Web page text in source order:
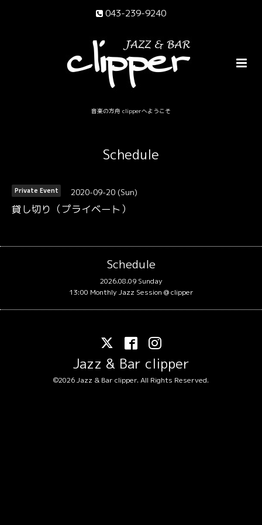
043-239-9240
音楽の方舟 clipperへようこそ
Schedule
Private Event 2020-09-20 (Sun)
貸し切り（プライベート）
Schedule
2026.08.09 Sunday
13:00 Monthly Jazz Session @ clipper
Jazz & Bar clipper
©2026Jazz & Bar clipper. All Rights Reserved.